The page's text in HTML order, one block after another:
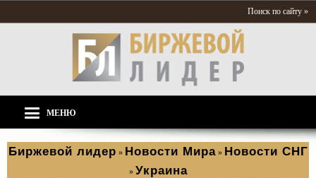
Поиск по сайту »
МЕНЮ
Биржевой лидер » Новости Мира » Новости СНГ
» Украина